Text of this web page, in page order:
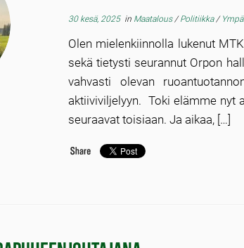
30 kesä, 2025in Maatalous/Politiikka/
Olen mielenkiinnolla lukenut
sekä tietysti seurannut Orpon
vahvasti olevan
aktiiviviljelyyn. Toki elämme nyt
seuraavat toisiaan. Ja aikaa, […]